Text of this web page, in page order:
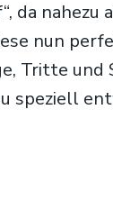
da
nun
Tritte
speziell